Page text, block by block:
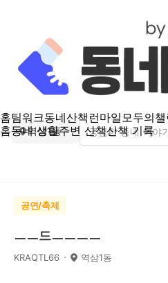
홈팀워크동네산책런마일모두의
홈동네 생활주변 산책산책 기록
역삼1동
공연/축제
ㅡㅡ드ㅡㅡㅡㅡ
KRAQTL66 역삼1동